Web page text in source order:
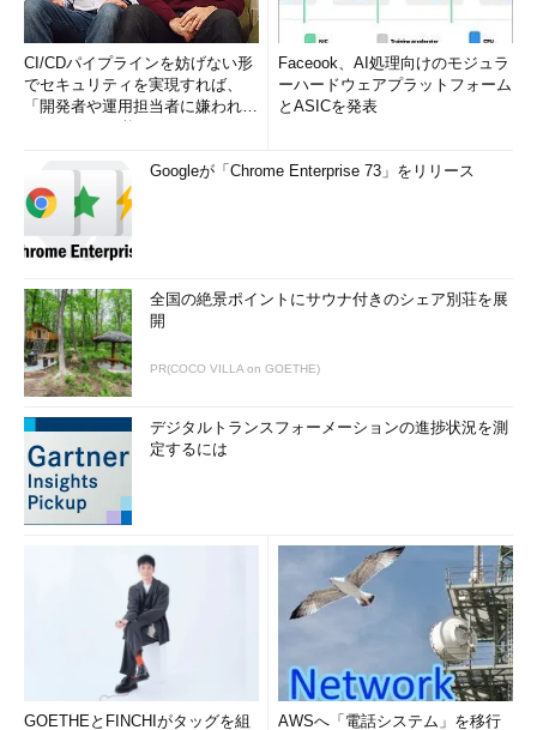
間を2本以上のケーブ
ルで環状につなげた場
合、PC-AとPC-B間で
問題なく通信できるの
と、その理由を答えて
図2 スイッチ間を2本以上のケーブルで接続
総合評価は「もう一歩」で
マイチなので、ランチは「海
鮮丼ざるそばセット」でお願
前回の宿題の回答
CI/CDパイプラインを妨げない形
でセキュリティを実現すれば、
「開発者や運用担当者に嫌われな
Faceook、AI処理向けのモジュラ
ーハードウェアプラットフォーム
とASICを発表
Googleが「Chrome Enterprise 73」をリリース
全国の絶景ポイントにサウナ付きのシェア別荘を展
開
PR(COCO VILLA on GOETHE)
デジタルトランスフォーメーションの進捗状況を測
定するには
GOETHEとFINCHIがタッグを組 AWSへ「電話システム」を移行